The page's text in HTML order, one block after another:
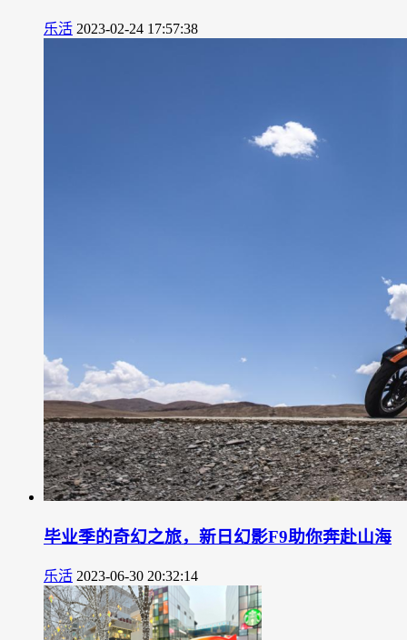
乐活 2023-02-24 17:57:38
毕业季的奇幻之旅，新日幻影F9助你奔赴山海
乐活 2023-06-30 20:32:14